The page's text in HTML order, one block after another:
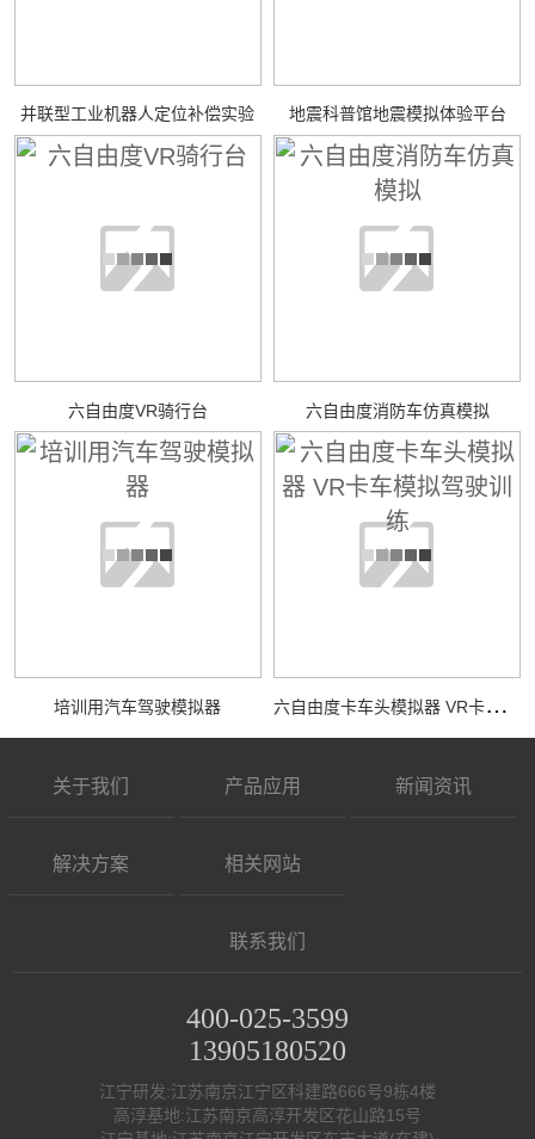
并联型工业机器人定位补偿实验 地震科普馆地震模拟体验平台
六自由度VR骑行台 六自由度消防车仿真模拟
培训用汽车驾驶模拟器 六
自由度卡车头模拟器 VR卡车模拟驾驶训练
关于我们 产品应用 新闻资讯
解决方案 相关网站
联系我们
400-025-3599
13905180520
江宁研发:江苏南京江宁区科建路666号9栋4楼
高淳基地:江苏南京高淳开发区花山路15号